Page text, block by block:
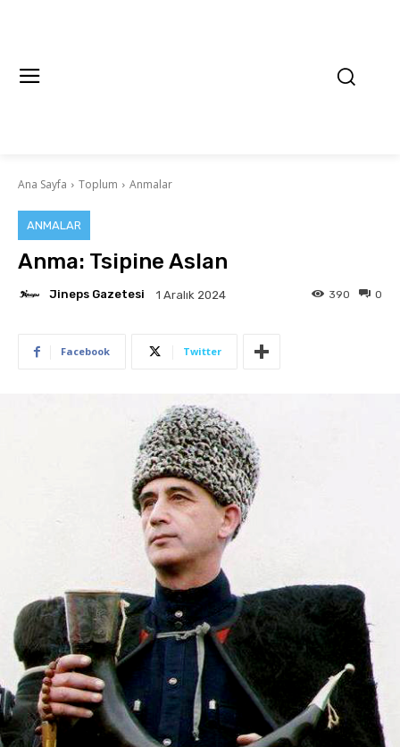
Ana Sayfa Toplum Anmalar
ANMALAR
Anma: Tsipine Aslan
Jineps Gazetesi 1 Aralık 2024 0
390
Facebook Twitter